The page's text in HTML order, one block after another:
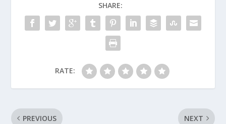
SHARE:
RATE:
PREVIOUS NEXT